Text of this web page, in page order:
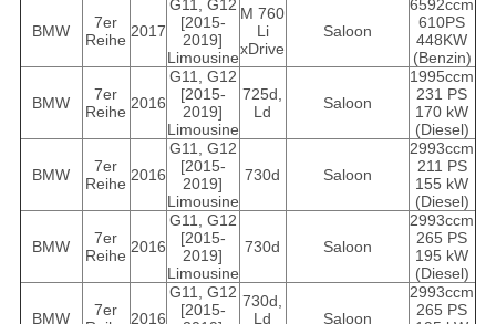
BMW
7er
Reihe 2017
G11, G12
[2015-
2019]
Limousine
M 760
Li
xDrive
Saloon
6592ccm
610PS
448KW
(Benzin)
BMW
7er
Reihe 2016
G11, G12
[2015-
2019]
Limousine
725d,
Ld
Saloon
1995ccm
231 PS
170 kW
(Diesel)
BMW
7er
Reihe 2016
G11, G12
[2015-
2019]
Limousine
730d Saloon
2993ccm
211 PS
155 kW
(Diesel)
BMW
7er
Reihe 2016
G11, G12
[2015-
2019]
Limousine
730d Saloon
2993ccm
265 PS
195 kW
(Diesel)
BMW
7er
2016
G11, G12
[2015-
730d,
Ld
Saloon
2993ccm
265 PS